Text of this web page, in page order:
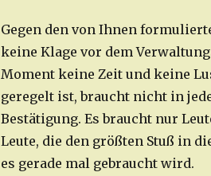
Gegen den von Ihnen
keine Klage vor dem
Moment keine Zeit und keine
geregelt ist, braucht nicht in
Bestätigung. Es braucht nur
Leute, die den größten Stuß in
es gerade mal gebraucht wird.